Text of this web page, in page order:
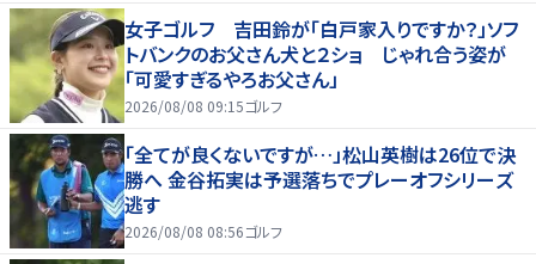
女子ゴルフ 吉田鈴が「白戸家入りですか？」ソフ
トバンクのお父さん犬と２ショ じゃれ合う姿が
「可愛すぎるやろお父さん」
2026/08/08 09:15ゴルフ
「全てが良くないですが…」松山英樹は26位で決
勝へ 金谷拓実は予選落ちでプレーオフシリーズ
逃す
2026/08/08 08:56ゴルフ